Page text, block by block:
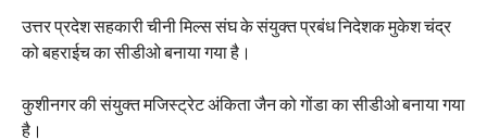
उत्तर प्रदेश सहकारी चीनी मिल्स संघ के संयुक्त प्रबंध निदेशक मुकेश चंद्र
को बहराईच का सीडीओ बनाया गया है।
कुशीनगर की संयुक्त मजिस्ट्रेट अंकिता जैन को गोंडा का सीडीओ बनाया गया
है।